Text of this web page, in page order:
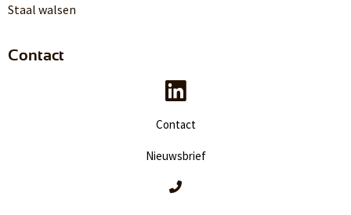
Staal walsen
Contact
Contact
Nieuwsbrief